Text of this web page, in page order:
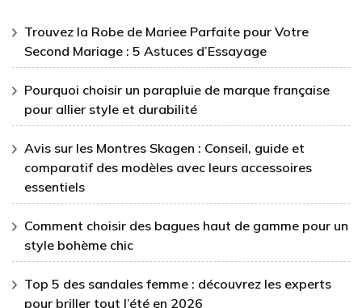
Trouvez la Robe de Mariee Parfaite pour Votre
Second Mariage : 5 Astuces d’Essayage
Pourquoi choisir un parapluie de marque française
pour allier style et durabilité
Avis sur les Montres Skagen : Conseil, guide et
comparatif des modèles avec leurs accessoires
essentiels
Comment choisir des bagues haut de gamme pour un
style bohème chic
Top 5 des sandales femme : découvrez les experts
pour briller tout l’été en 2026